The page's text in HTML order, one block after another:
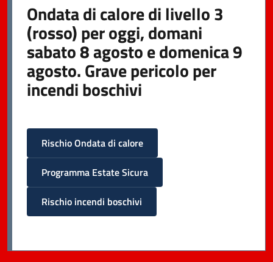
Ondata di calore di livello 3
(rosso) per oggi, domani
sabato 8 agosto e domenica 9
agosto. Grave pericolo per
incendi boschivi
Rischio Ondata di calore
Programma Estate Sicura
Rischio incendi boschivi